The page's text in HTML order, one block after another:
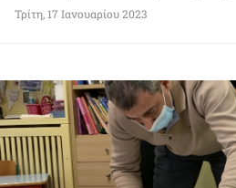
Τρίτη, 17 Ιανουαρίου 2023